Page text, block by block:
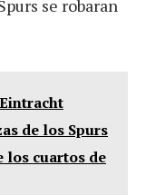
se robaran
de los Spurs
los cuartos de